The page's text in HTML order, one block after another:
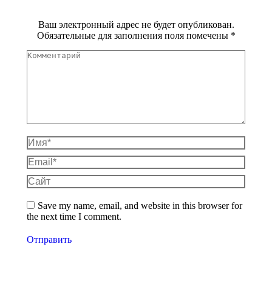
Ваш электронный адрес не будет опубликован.
Обязательные для заполнения поля помечены *
Комментарий
Имя *
Email *
Сайт
Save my name, email, and website in this browser for
the next time I comment.
Отправить